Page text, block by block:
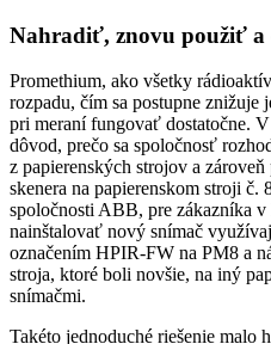
Nahradiť, znovu použiť
Promethium, ako všetky
rozpadu, čím sa postupne znižuje
pri meraní fungovať dostatočne.
dôvod, prečo sa spoločnosť
z papierenských strojov a
skenera na papierenskom stroji č.
spoločnosti ABB, pre zákazníka
nainštalovať nový snímač
označením HPIR-FW na PM8 a
stroja, ktoré boli novšie, na iný
snímačmi.
Takéto jednoduché riešenie